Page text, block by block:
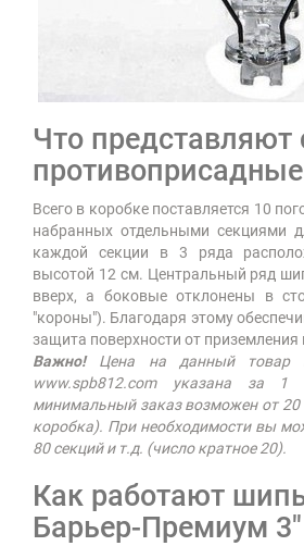
Что представляют
Всего в коробке поставляется 10
набранных отдельными секциями
каждой секции в 3 ряда
высотой 12 см. Центральный ряд
вверх, а боковые отклонены в
"короны"). Благодаря этому
защита поверхности от приземления
Важно!Цена на данный товар
www.spb812.com указана за
минимальный заказ возможен от 20
коробка). При необходимости вы
80 секций и т.д. (число кратное 20).
Как работают
Барьер-Премиум 3"